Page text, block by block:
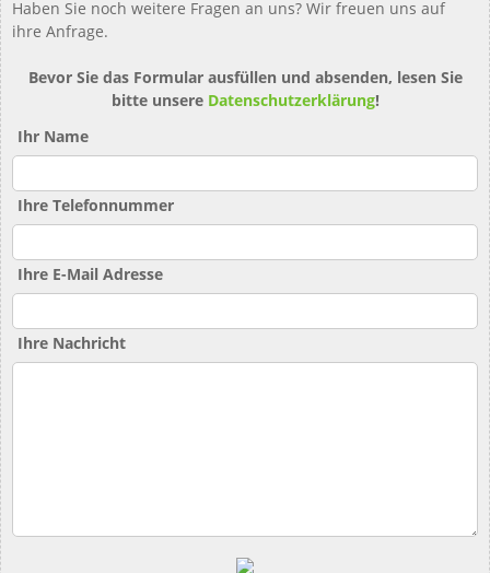
Haben Sie noch weitere Fragen an uns? Wir freuen uns auf
ihre Anfrage.
Bevor Sie das Formular ausfüllen und absenden, lesen Sie
bitte unsere Datenschutzerklärung!
Ihr Name
Ihre Telefonnummer
Ihre E-Mail Adresse
Ihre Nachricht